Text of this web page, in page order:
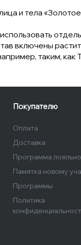
и тела
включены
таким,
Покупателю
Оплата
Доставка
Программа
Памятка новому
Программы
Политика